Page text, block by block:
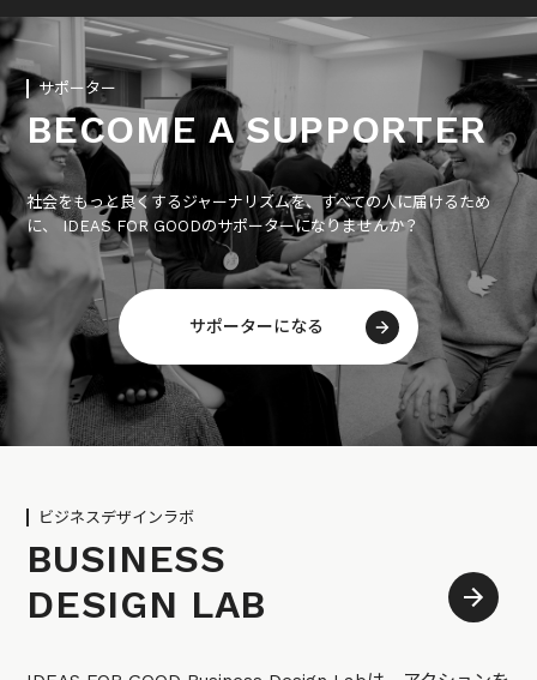
サポーター
BECOME A SUPPORTER
社会をもっと良くするジャーナリズムを、すべての人に届けるため
に、 IDEAS FOR GOODのサポーターになりませんか？
サポーターになる
ビジネスデザインラボ
BUSINESS
DESIGN LAB